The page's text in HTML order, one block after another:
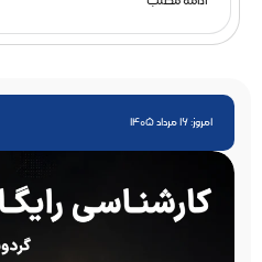
امروز: 16 مرداد 1405